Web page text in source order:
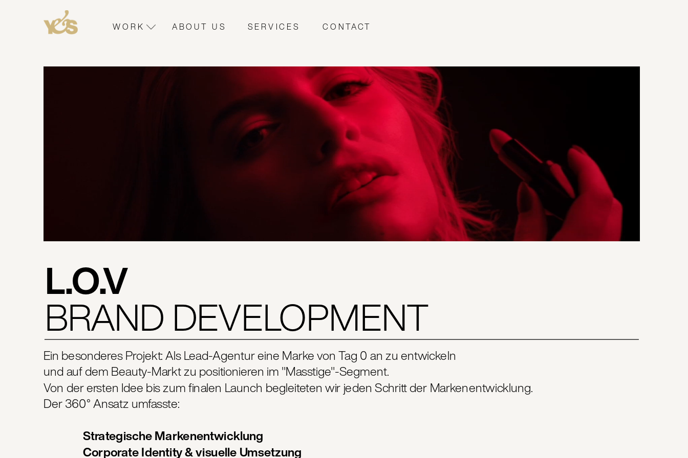
L.O.V
BRAND DEVELOPMENT
Ein besonderes Projekt: Als Lead-Agentur eine Marke von Tag 0 an zu entwickeln
und auf dem Beauty-Markt zu positionieren im "Masstige"-Segment.
Von der ersten Idee bis zum finalen Launch begleiteten wir jeden Schritt der Markenentwicklung.
Der 360° Ansatz umfasste:
Strategische Markenentwicklung
Corporate Identity & visuelle Umsetzung
CONTACT
SERVICES
ABOUT US
WORK